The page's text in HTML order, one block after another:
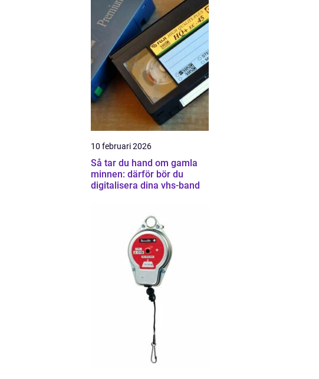
10 februari 2026
Så tar du hand om gamla
minnen: därför bör du
digitalisera dina vhs-band